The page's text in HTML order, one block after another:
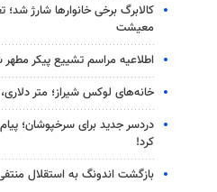
کالابرگ برخی خانوارها شارژ
معیشت
اطلاعیه مراسم تشییع پیکر مطهر
خانه‌های لوکس شیراز؛ متر
دردسر جدید برای سرخپوشان؛
کرد!
بازگشت اندونگ به استقلال